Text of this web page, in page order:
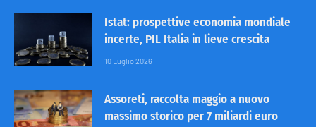
Istat: prospettive economia mondiale
incerte, PIL Italia in lieve crescita
10 Luglio 2026
Assoreti, raccolta maggio a nuovo
massimo storico per 7 miliardi euro